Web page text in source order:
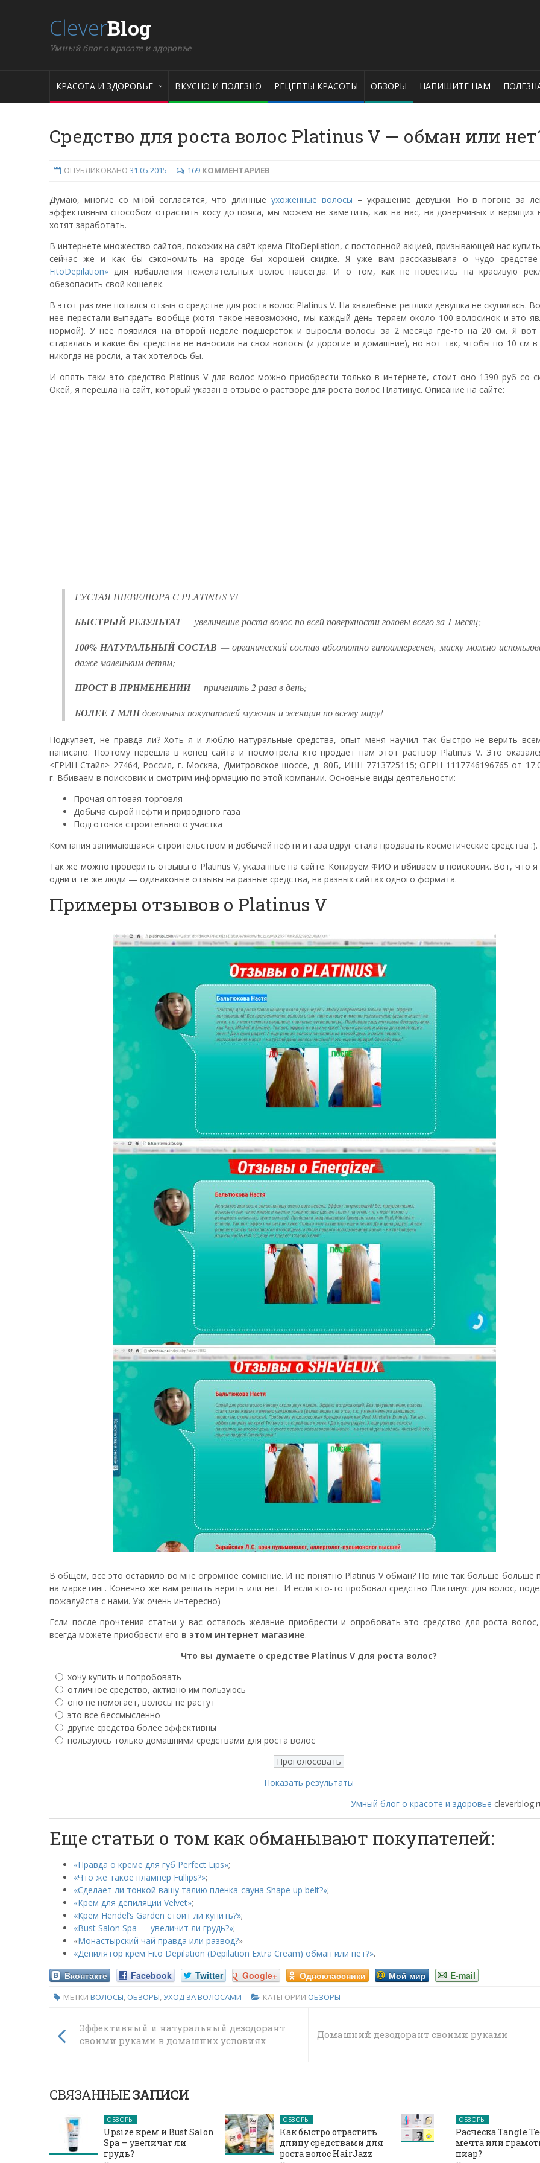
CleverBlog
Умный блог о красоте и здоровье
КРАСОТА И ЗДОРОВЬЕ ВКУСНО И ПОЛЕЗНО РЕЦЕПТЫ КРАСОТЫ ОБЗОРЫ НАПИШИТЕ НАМ
Средство для роста волос Platinus V — обман или
ОПУБЛИКОВАНО 31.05.2015 169 КОММЕНТАРИЕВ
Думаю, многие со мной согласятся, что длинныеухоженные волосы – украшение девушки. Но в погоне за
эффективным способом отрастить косу до пояса, мы можем не заметить, как на нас, на доверчивых и верящих
хотят заработать.
В интернете множество сайтов, похожих на сайт крема FitoDepilation, с постоянной акцией, призывающей нас
сейчас же и как бы сэкономить на вроде бы хорошей скидке. Я уже вам рассказывала о чудо средстве
FitoDepilation» для избавления нежелательных волос навсегда. И о том, как не повестись на красивую
обезопасить свой кошелек.
В этот раз мне попался отзыв о средстве для роста волос Platinus V. На хвалебные реплики девушка не скупилась.
нее перестали выпадать вообще (хотя такое невозможно, мы каждый день теряем около 100 волосинок и это
нормой). У нее появился на второй неделе подшерсток и выросли волосы за 2 месяца где-то на 20 см. Я вот
старалась и какие бы средства не наносила на свои волосы (и дорогие и домашние), но вот так, чтобы по 10 см в
никогда не росли, а так хотелось бы.
И опять-таки это средство Platinus V для волос можно приобрести только в интернете, стоит оно 1390 руб со
Окей, я перешла на сайт, который указан в отзыве о растворе для роста волос Платинус. Описание на сайте:
ГУСТАЯ ШЕВЕЛЮРА С PLATINUS V!
БЫСТРЫЙ РЕЗУЛЬТАТ— увеличение роста волос по всей поверхности головы всего за 1 месяц;
100% НАТУРАЛЬНЫЙ СОСТАВ — органический состав абсолютно гипоаллергенен, маску можно
даже маленьким детям;
ПРОСТ В ПРИМЕНЕНИИ— применять 2 раза в день;
БОЛЕЕ 1 МЛНдовольных покупателей мужчин и женщин по всему миру!
Подкупает, не правда ли? Хоть я и люблю натуральные средства, опыт меня научил так быстро не верить
написано. Поэтому перешла в конец сайта и посмотрела кто продает нам этот раствор Platinus V. Это
<ГРИН-Стайл> 27464, Россия, г. Москва, Дмитровское шоссе, д. 80Б, ИНН 7713725115; ОГРН 1117746196765 от
г. Вбиваем в поисковик и смотрим информацию по этой компании. Основные виды деятельности:
Прочая оптовая торговля
Добыча сырой нефти и природного газа
Подготовка строительного участка
Компания занимающаяся строительством и добычей нефти и газа вдруг стала продавать косметические средства :).
Так же можно проверить отзывы о Platinus V, указанные на сайте. Копируем ФИО и вбиваем в поисковик. Вот, что я
одни и те же люди — одинаковые отзывы на разные средства, на разных сайтах одного формата.
Примеры отзывов о Platinus V
В общем, все это оставило во мне огромное сомнение. И не понятно Platinus V обман? По мне так больше больше
на маркетинг. Конечно же вам решать верить или нет. И если кто-то пробовал средство Платинус для волос,
пожалуйста с нами. Уж очень интересно)
Если после прочтения статьи у вас осталось желание приобрести и опробовать это средство для роста
всегда можете приобрести его в этом интернет магазине.
Что вы думаете о средстве Platinus V для роста волос?
хочу купить и попробовать
отличное средство, активно им пользуюсь
оно не помогает, волосы не растут
это все бессмысленно
другие средства более эффективны
пользуюсь только домашними средствами для роста волос
Показать результаты
Умный блог о красоте и здоровье
Еще статьи о том как обманывают покупателей:
«Правда о креме для губ Perfect Lips»;
«Что же такое плампер Fullips?»;
«Сделает ли тонкой вашу талию пленка-сауна Shape up belt?»;
«Крем для депиляции Velvet»;
«Крем Hendel’s Garden стоит ли купить?»;
«Bust Salon Spa — увеличит ли грудь?»;
«Монастырский чай правда или развод?»
«Депилятор крем Fito Depilation (Depilation Extra Cream) обман или нет?».
Вконтакте Facebook Twitter Google+ Одноклассники Мой мир E-mail
МЕТКИ ВОЛОСЫ, ОБЗОРЫ,УХОД ЗА ВОЛОСАМИ КАТЕГОРИИ ОБЗОРЫ
Эффективный и натуральный дезодорант
своими руками в домашних условиях
Домашний дезодорант своими руками
СВЯЗАННЫЕЗАПИСИ
ОБЗОРЫ
Upsize крем и Bust Salon
Spa — увеличат ли
грудь?
ОБЗОРЫ
Как быстро отрастить
длину средствами для
роста волос HairJazz
ОБЗОРЫ
Расческа Tangle
мечта или
пиар?